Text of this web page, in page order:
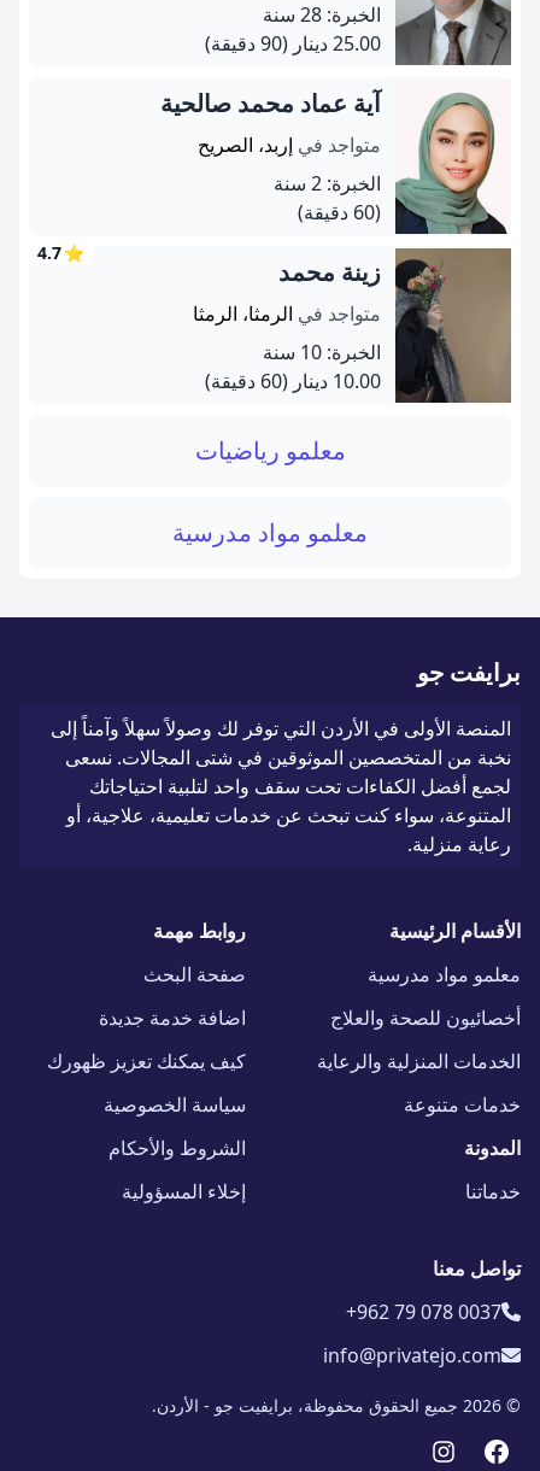
الخبرة: 28 سنة
25.00 دينار
(90 دقيقة)
آية عماد محمد صالحية
متواجد في إربد، الصريح
الخبرة: 2 سنة
(60 دقيقة)
⭐
4.7
زينة محمد
متواجد في الرمثا، الرمثا
الخبرة: 10 سنة
10.00 دينار
(60 دقيقة)
معلمو رياضيات
معلمو مواد مدرسية
برايفت جو
المنصة الأولى في الأردن التي توفر لك وصولاً سهلاً وآمناً إلى
نخبة من المتخصصين الموثوقين في شتى المجالات. نسعى
لجمع أفضل الكفاءات تحت سقف واحد لتلبية احتياجاتك
المتنوعة، سواء كنت تبحث عن خدمات تعليمية، علاجية، أو
رعاية منزلية.
الأقسام الرئيسية
معلمو مواد مدرسية
أخصائيون للصحة والعلاج
الخدمات المنزلية والرعاية
خدمات متنوعة
المدونة
خدماتنا
روابط مهمة
صفحة البحث
اضافة خدمة جديدة
كيف يمكنك تعزيز ظهورك
سياسة الخصوصية
الشروط والأحكام
إخلاء المسؤولية
تواصل معنا
+962 79 078 0037
info@privatejo.com
© 2026 جميع الحقوق محفوظة، برايفيت جو - الأردن.